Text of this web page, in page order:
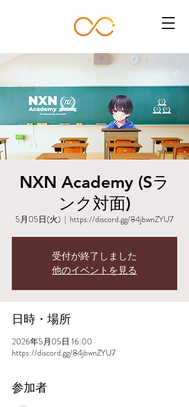
NXN Academy (Sラ
ンク対面)
5月05日(火)
  |
https://discord.gg/84jbwnZYU7
受付が終了しました
他のイベントを見る
日時・場所
2026年5月05日 16:00
https://discord.gg/84jbwnZYU7
参加者